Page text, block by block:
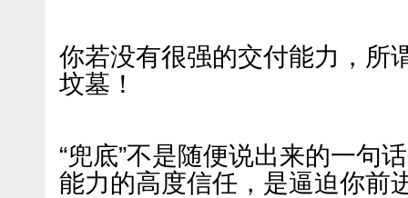
你若没有很强的交付能力，所
坟墓！
“兜底”不是随便说出来的一句
能力的高度信任，是逼迫你前